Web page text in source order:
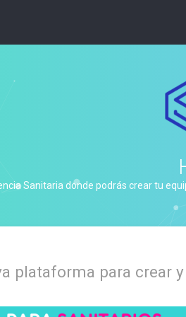
Sanitaria donde podrás crear tu
plataforma para crear